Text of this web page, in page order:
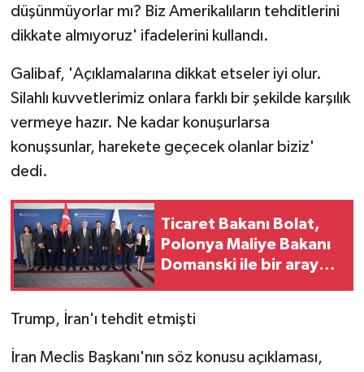
düşünmüyorlar mı? Biz Amerikalıların tehditlerini
dikkate almıyoruz' ifadelerini kullandı.
Galibaf, 'Açıklamalarına dikkat etseler iyi olur.
Silahlı kuvvetlerimiz onlara farklı bir şekilde karşılık
vermeye hazır. Ne kadar konuşurlarsa
konuşsunlar, harekete geçecek olanlar biziz'
dedi.
Ticaret Bakanı Bolat,
Polonya Maliye Bakanı
Domanski ile bir araya
Trump, İran'ı tehdit etmişti
İran Meclis Başkanı'nın söz konusu açıklaması,